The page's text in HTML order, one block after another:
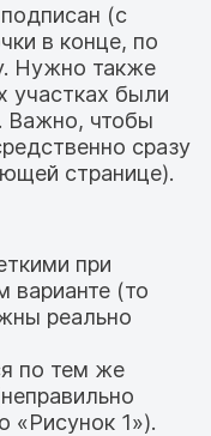
(с
в конце, по
Нужно также
участках были
Важно, чтобы
сразу
странице).
при
варианте (то
реально
по тем же
«Рисунок 1»).